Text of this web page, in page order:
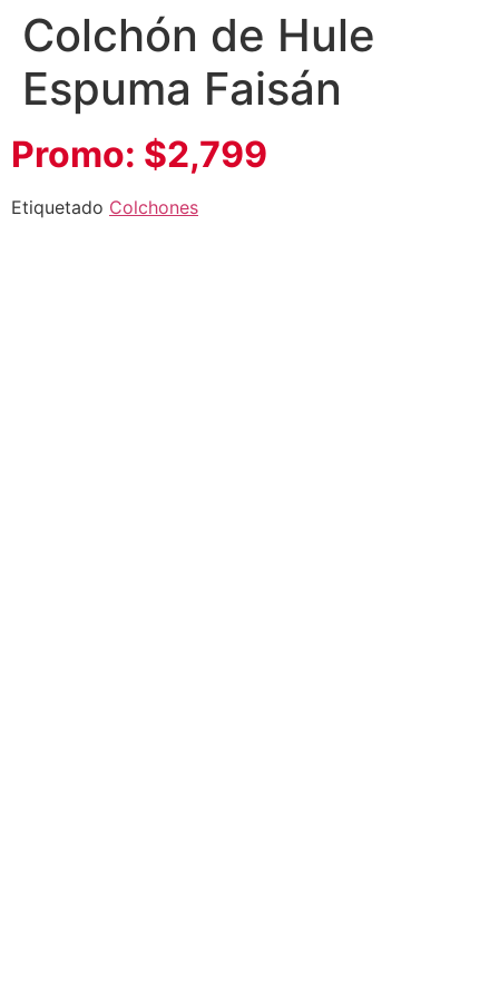
Colchón de Hule
Espuma Faisán
Promo: $2,799
Etiquetado Colchones